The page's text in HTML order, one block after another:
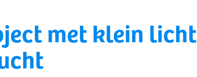
met klein licht